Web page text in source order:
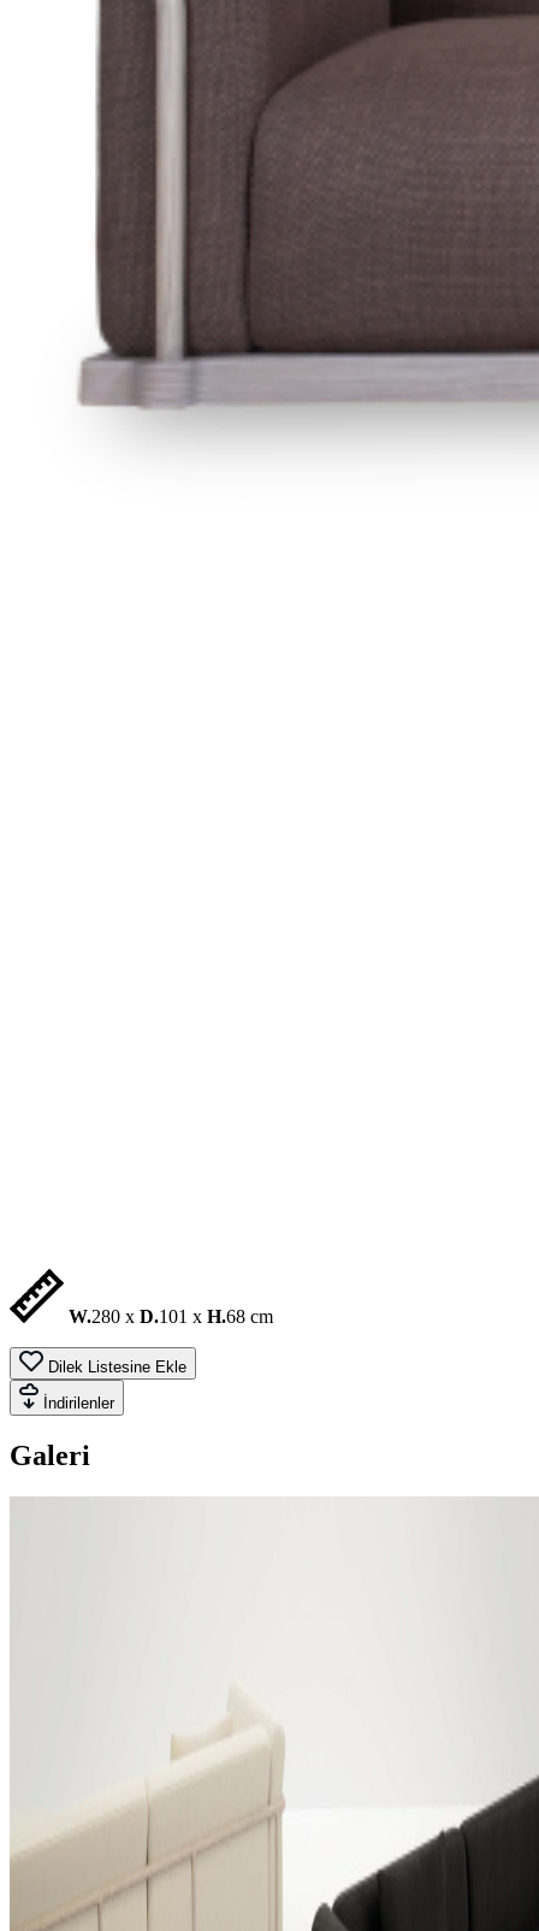
W.280 x D.101 x H.68 cm
Dilek Listesine Ekle
İndirilenler
Galeri